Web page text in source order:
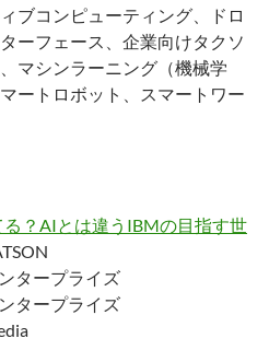
ブコンピューティング、ドロ
ーフェース、企業向けタクソ
マシンラーニング（機械学
ートロボット、スマートワー
？AIとは違うIBMの目指す世
タープライズ
タープライズ